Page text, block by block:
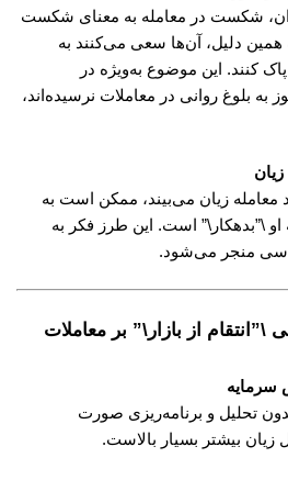
شکست در معامله به معنای شکست
دلیل، آن‌ها سعی می‌کنند به
کنند. این موضوع به‌ویژه در
به بلوغ روانی در معاملات نرسیده‌اند،
معامله زیان می‌بیند، ممکن است به
او \”بدهکار\” است. این طرز فکر به
منجر می‌شود.
از بازار\” بر معاملات
تحلیل و برنامه‌ریزی صورت
زیان بیشتر بسیار بالاست.